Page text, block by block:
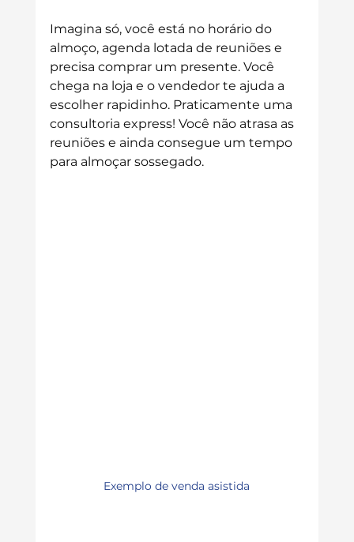
Imagina só, você está no horário do
almoço, agenda lotada de reuniões e
precisa comprar um presente. Você
chega na loja e o vendedor te ajuda a
escolher rapidinho. Praticamente uma
consultoria express! Você não atrasa as
reuniões e ainda consegue um tempo
para almoçar sossegado.
Exemplo de venda asistida